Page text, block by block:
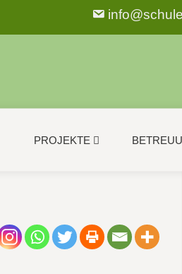
PROJEKTE